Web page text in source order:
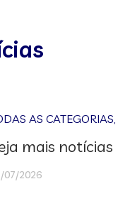
AS CATEGORIAS
mais notícias
07/2026